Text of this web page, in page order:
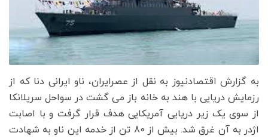
به گزارش اقتصادنیوز به نقل از عصرایران، ناو ایرانی دنا که از
رزمایش دریایی با هند به خانه باز می گشت در سواحل سریلانکا
از سوی یک زیر دریایی آمریکایی هدف قرار گرفت و با اصابت
اژدر به آن غرق شد. بیش از 80 تن از خدمه این ناو به شهادت